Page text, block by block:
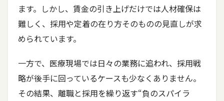
ます。しかし、賃金の引き上げだけでは人材確保は
難しく、採用や定着の在り方そのものの見直しが求
められています。
一方で、医療現場では日々の業務に追われ、採用戦
略が後手に回っているケースも少なくありません。
その結果、離職と採用を繰り返す“負のスパイラ